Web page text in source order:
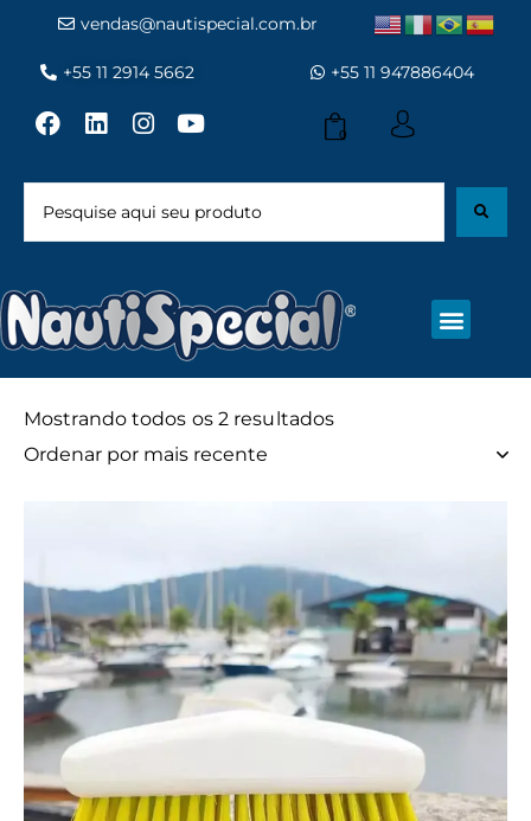
vendas@nautispecial.com.br
+55 11 2914 5662 +55 11 947886404
0
Mostrando todos os 2 resultados